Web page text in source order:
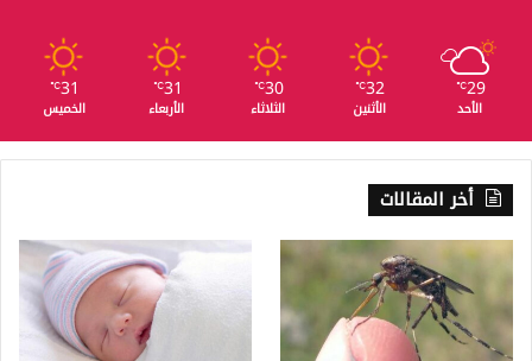
29
℃
الأحد
32
℃
الأثنين
30
℃
الثلاثاء
31
℃
الأربعاء
31
℃
الخميس
أخر المقالات